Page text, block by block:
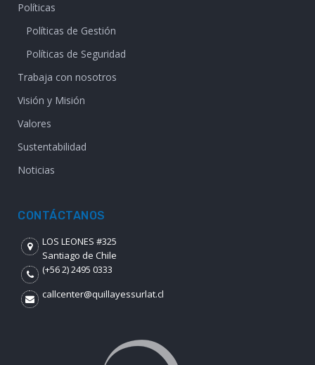
Políticas
Políticas de Gestión
Políticas de Seguridad
Trabaja con nosotros
Visión y Misión
Valores
Sustentabilidad
Noticias
CONTÁCTANOS
LOS LEONES #325
Santiago de Chile
(+56 2) 2495 0333
callcenter@quillayessurlat.cl